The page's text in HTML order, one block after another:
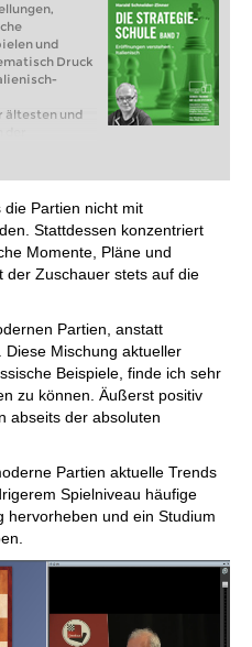
und
Druck
ältesten und
der
nicht mehr
Harald
ruhigen
Schwarz.
die Partien nicht mit
Stattdessen konzentriert
Momente, Pläne und
der Zuschauer stets auf die
Partien, anstatt
Mischung aktueller
Beispiele, finde ich sehr
zu können. Äußerst positiv
abseits der absoluten
Partien aktuelle Trends
Spielniveau häufige
hervorheben und ein Studium